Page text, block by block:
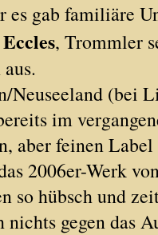
es gab familiäre
, Trommler
Neuseeland (bei
im
aber feinen
2006er-Werk
so hübsch und
gegen das